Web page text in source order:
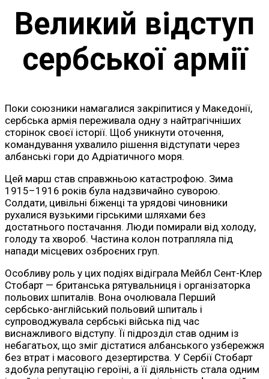
Великий відступ
сербської армії
Поки союзники намагалися закріпитися у Македонії,
сербська армія переживала одну з найтрагічніших
сторінок своєї історії. Щоб уникнути оточення,
командування ухвалило рішення відступати через
албанські гори до Адріатичного моря.
Цей марш став справжньою катастрофою. Зима
1915–1916 років була надзвичайно суворою.
Солдати, цивільні біженці та урядові чиновники
рухалися вузькими гірськими шляхами без
достатнього постачання. Люди помирали від холоду,
голоду та хвороб. Частина колон потрапляла під
напади місцевих озброєних груп.
Особливу роль у цих подіях відіграла Мейбл Сент-Клер
Стобарт — британська рятувальниця і організаторка
польових шпиталів. Вона очолювала Перший
сербсько-англійський польовий шпиталь і
супроводжувала сербські війська під час
виснажливого відступу. Її підрозділ став одним із
небагатьох, що зміг дістатися албанського узбережжя
без втрат і масового дезертирства. У Сербії Стобарт
здобула репутацію героїні, а її діяльність стала одним